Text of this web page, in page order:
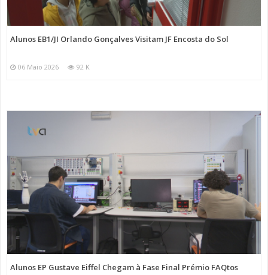
Alunos EB1/JI Orlando Gonçalves Visitam JF Encosta do Sol
06 Maio 2026 92 K
Alunos EP Gustave Eiffel Chegam à Fase Final Prémio FAQtos